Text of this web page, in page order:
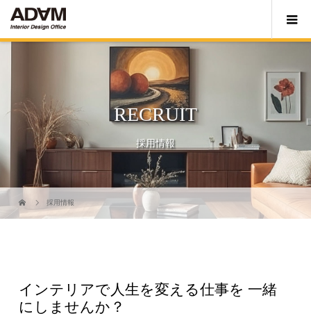
RECRUIT
採用情報
採用情報
インテリアで人生を変える仕事を 一緒
にしませんか？